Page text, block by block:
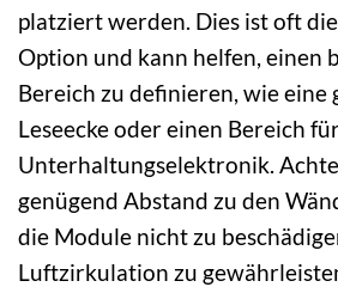
platziert werden. Dies ist oft
Option und kann helfen, einen
Bereich zu definieren, wie eine
Leseecke oder einen Bereich
Unterhaltungselektronik.
genügend Abstand zu den
die Module nicht zu
Luftzirkulation zu